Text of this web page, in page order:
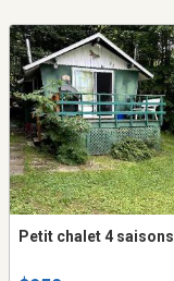
Petit chalet 4 saisons